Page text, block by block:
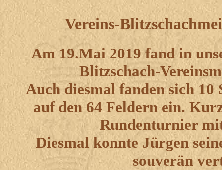
Vereins-
Am 19.Mai 2019 fand in
Blitzschach-
Auch diesmal fanden sich 10
auf den 64 Feldern ein.
Rundenturnier
Diesmal konnte Jürgen
souverän